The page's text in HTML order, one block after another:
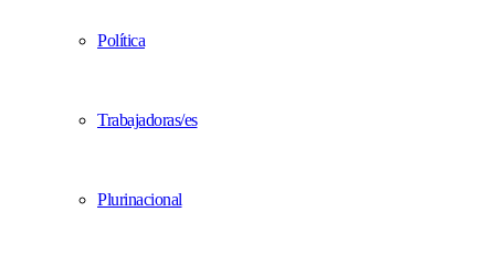
Política
Trabajadoras/es
Plurinacional